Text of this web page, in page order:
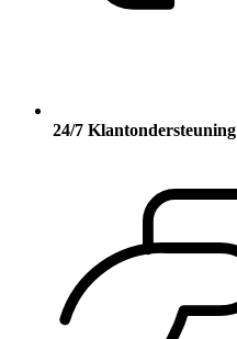
24/7 Klantondersteuning